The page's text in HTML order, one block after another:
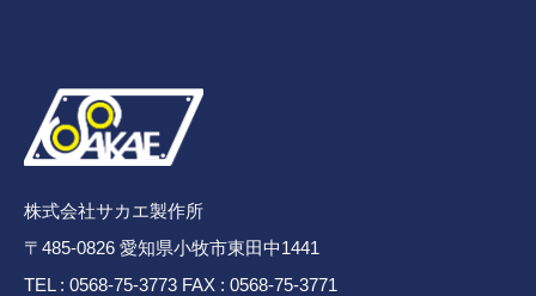
株式会社サカエ製作所
〒485-0826 愛知県小牧市東田中1441
TEL : 0568-75-3773 FAX : 0568-75-3771